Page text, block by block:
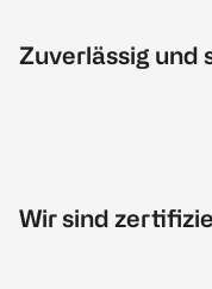
Zuverlässig und
Wir sind